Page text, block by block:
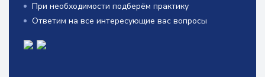
При необходимости подберём практику
Ответим на все интересующие вас вопросы